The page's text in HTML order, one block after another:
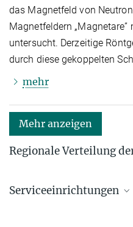
das Magnetfeld von
Magnetfeldern
untersucht. Derzeitige
durch diese gekoppelten
mehr
Mehr anzeigen
Regionale Verteilung
im Ausland
Serviceeinrichtungen